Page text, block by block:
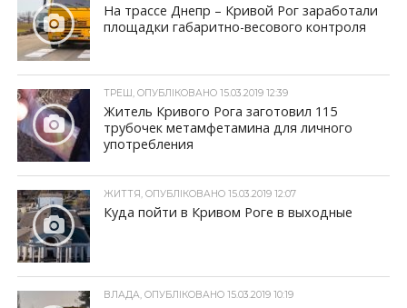
На трассе Днепр – Кривой Рог заработали
площадки габаритно-весового контроля
ТРЕШ, ОПУБЛІКОВАНО 15.03.2019 12:39
Житель Кривого Рога заготовил 115
трубочек метамфетамина для личного
употребления
ЖИТТЯ, ОПУБЛІКОВАНО 15.03.2019 12:07
Куда пойти в Кривом Роге в выходные
ВЛАДА, ОПУБЛІКОВАНО 15.03.2019 10:19